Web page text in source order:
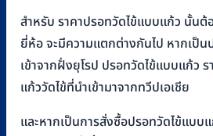
สำหรับ ราคาปรอทวัดไข้แบบแก้ว นั้นต้
ยี่ห้อ จะมีความแตกต่างกันไป หากเป็น
เข้าจากฝั่งยุโรป ปรอทวัดไข้แบบแก้ว
แก้ววัดไข้ที่นำเข้ามาจากทวีปเอเชีย
และหากเป็นการสั่งซื้อปรอทวัดไข้แบบ